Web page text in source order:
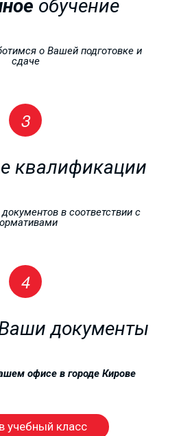
рублей!!!
обучение
о Вашей подготовке и
сдаче
квалификации
в соответствии с
документы
офисе в городе Кирове
учебный класс